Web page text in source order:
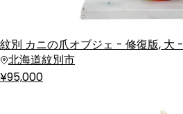
紋別 カニの爪オブジェ - 修復版, 大 -
北海道紋別市
¥95,000